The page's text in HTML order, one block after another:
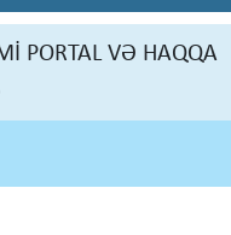
PORTAL VƏ HAQQA